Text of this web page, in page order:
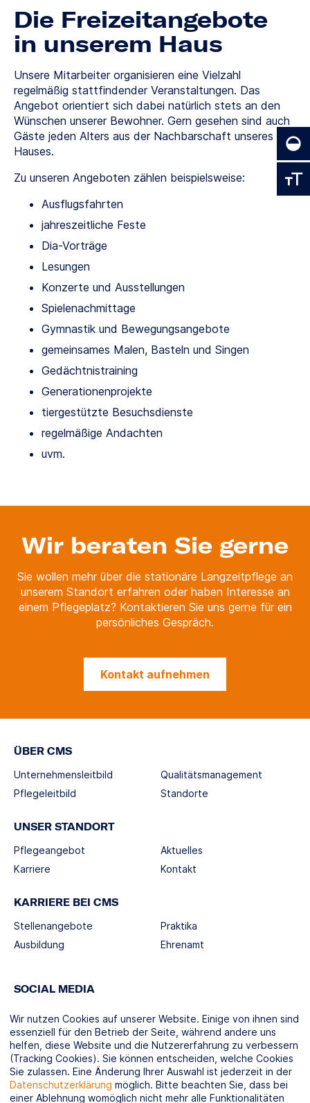
Die Freizeitangebote
in unserem Haus
Unsere Mitarbeiter organisieren eine Vielzahl
regelmäßig stattfindender Veranstaltungen. Das
Angebot orientiert sich dabei natürlich stets an den
Wünschen unserer Bewohner. Gern gesehen sind auch
Gäste jeden Alters aus der Nachbarschaft unseres
Hauses.
Zu unseren Angeboten zählen beispielsweise:
Ausflugsfahrten
jahreszeitliche Feste
Dia-Vorträge
Lesungen
Konzerte und Ausstellungen
Spielenachmittage
Gymnastik und Bewegungsangebote
gemeinsames Malen, Basteln und Singen
Gedächtnistraining
Generationenprojekte
tiergestützte Besuchsdienste
regelmäßige Andachten
uvm.
Wir beraten Sie gerne
Sie wollen mehr über die stationäre Langzeitpflege an
unserem Standort erfahren oder haben Interesse an
einem Pflegeplatz? Kontaktieren Sie uns gerne für ein
persönliches Gespräch.
Kontakt aufnehmen
ÜBER CMS
Unternehmensleitbild
Pflegeleitbild
Qualitätsmanagement
Standorte
UNSER STANDORT
Pflegeangebot
Karriere
Aktuelles
Kontakt
KARRIERE BEI CMS
Stellenangebote
Ausbildung
Praktika
Ehrenamt
SOCIAL MEDIA
KOOPERATIONSPARTNER
Wir nutzen Cookies auf unserer Website. Einige von ihnen sind
essenziell für den Betrieb der Seite, während andere uns
helfen, diese Website und die Nutzererfahrung zu verbessern
(Tracking Cookies). Sie können entscheiden, welche Cookies
Sie zulassen. Eine Änderung Ihrer Auswahl ist jederzeit in der
Datenschutzerklärung möglich. Bitte beachten Sie, dass bei
einer Ablehnung womöglich nicht mehr alle Funktionalitäten